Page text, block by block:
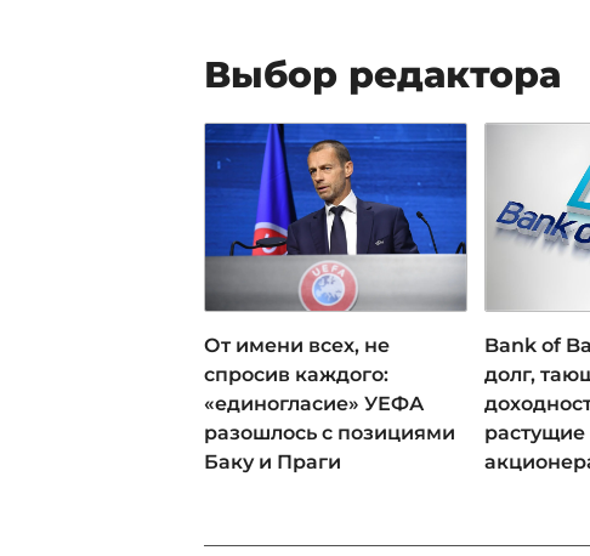
Выбор редактора
От имени всех, не
спросив каждого:
«единогласие» УЕФА
разошлось с позициями
Баку и Праги
Bank of
долг,